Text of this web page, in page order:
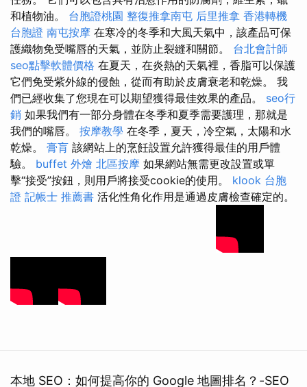
和植物油。 台胞證桃園 整復推拿南屯 后里推拿 香港轉機
台胞證 南屯按摩 在寒冷的冬季和大風天氣中，該產品可保
護織物免受嘴唇的天氣，並防止裂縫和關節。 台北會計師
seo點擊軟體價格 在夏天，在炎熱的天氣裡，香脂可以保護
它們免受紫外線的侵蝕，從而有助於皮膚衰老和乾燥。 我
們已經收集了您現在可以期望獲得最佳效果的產品。 seo行
銷 如果我們有一部分身體在冬季和夏季需要護理，那就是
我們的嘴唇。 按摩教學 在冬季，夏天，冷空氣，太陽和水
乾燥。 膏肓 該網站上的烹飪設置允許獲得最佳的用戶體
驗。 buffet 外燴 北區按摩 如果網站無需更改設置或單
擊“接受”按鈕，則用戶將接受cookie的使用。 klook 台胞
證 記帳士 推薦書 活化性角化作用是通過皮膚檢查確定的。
本地 SEO：如何提高你的 Google 地圖排名？-SEO